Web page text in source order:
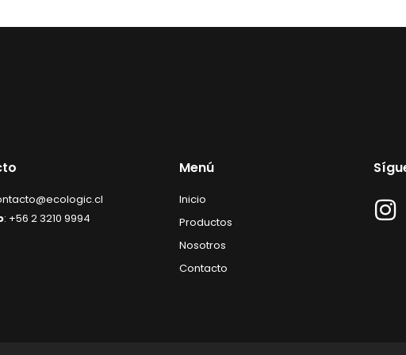
: +56 2 3210 9994
Menú
Inicio
Productos
Nosotros
Contacto